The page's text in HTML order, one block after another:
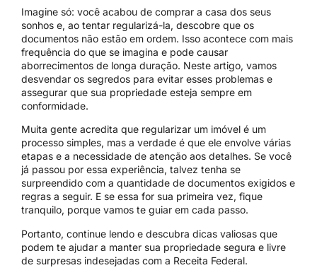
Imagine só: você acabou de comprar a casa dos seus
sonhos e, ao tentar regularizá-la, descobre que os
documentos não estão em ordem. Isso acontece com mais
frequência do que se imagina e pode causar
aborrecimentos de longa duração. Neste artigo, vamos
desvendar os segredos para evitar esses problemas e
assegurar que sua propriedade esteja sempre em
conformidade.
Muita gente acredita que regularizar um imóvel é um
processo simples, mas a verdade é que ele envolve várias
etapas e a necessidade de atenção aos detalhes. Se você
já passou por essa experiência, talvez tenha se
surpreendido com a quantidade de documentos exigidos e
regras a seguir. E se essa for sua primeira vez, fique
tranquilo, porque vamos te guiar em cada passo.
Portanto, continue lendo e descubra dicas valiosas que
podem te ajudar a manter sua propriedade segura e livre
de surpresas indesejadas com a Receita Federal.